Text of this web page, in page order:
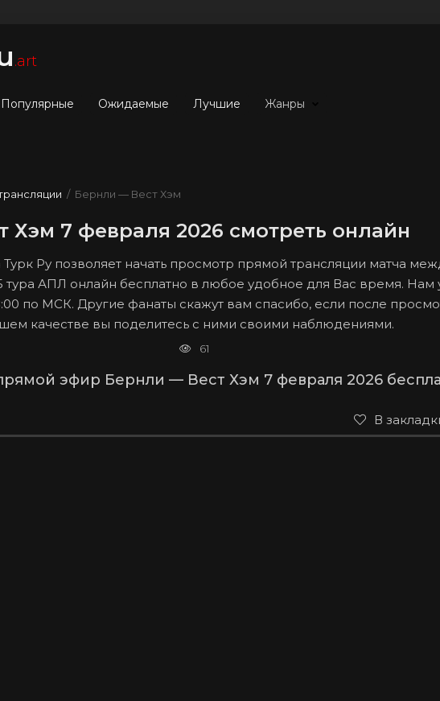
.art
Популярные Ожидаемые Лучшие Жанры
/ Бернли — Вест Хэм
Хэм 7 февраля 2026 смотреть онлайн
Турк Ру позволяет начать просмотр прямой трансляции матча
АПЛ онлайн бесплатно в любое удобное для Вас время. Нам
по МСК. Другие фанаты скажут вам спасибо, если после
качестве вы поделитесь с ними своими наблюдениями.
61
эфир Бернли — Вест Хэм 7 февраля 2026
В